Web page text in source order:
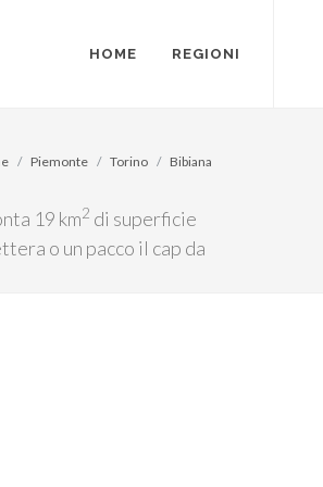
HOME REGIONI
19 km2 di superficie
o un pacco il cap da
Piemonte Torino Bibiana